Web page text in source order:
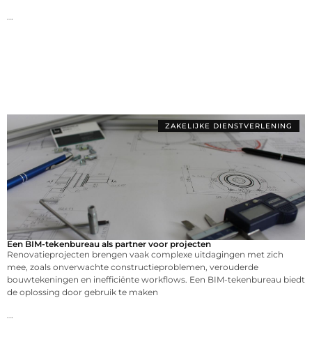
ZAKELIJKE DIENSTVERLENING
Een BIM-tekenbureau als partner voor projecten
Renovatieprojecten brengen vaak complexe uitdagingen met zich
mee, zoals onverwachte constructieproblemen, verouderde
bouwtekeningen en inefficiënte workflows. Een BIM-tekenbureau biedt
de oplossing door gebruik te maken